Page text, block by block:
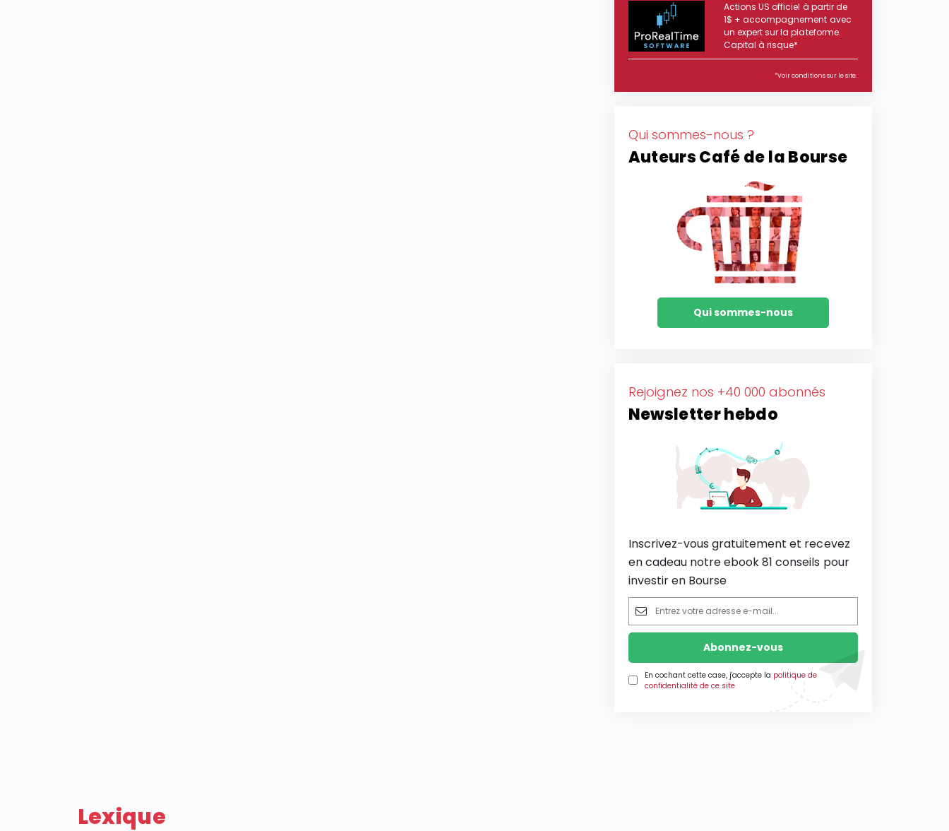
Actions US officiel à partir de
1$ + accompagnement avec
un expert sur la plateforme.
Capital à risque*
*Voir conditions sur le site.
Qui sommes-nous ?
Auteurs Café de la Bourse
Qui sommes-nous
Rejoignez nos +40 000 abonnés
Newsletter hebdo
Inscrivez-vous gratuitement et recevez
en cadeau notre ebook 81 conseils pour
investir en Bourse
En cochant cette case, j'accepte la politique de
confidentialité de ce site
Lexique